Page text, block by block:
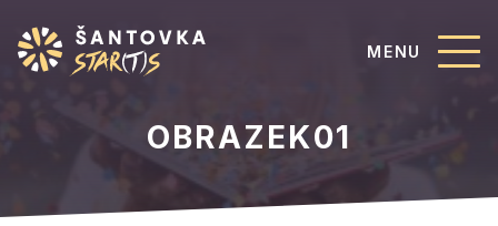
MENU
OBRAZEK01